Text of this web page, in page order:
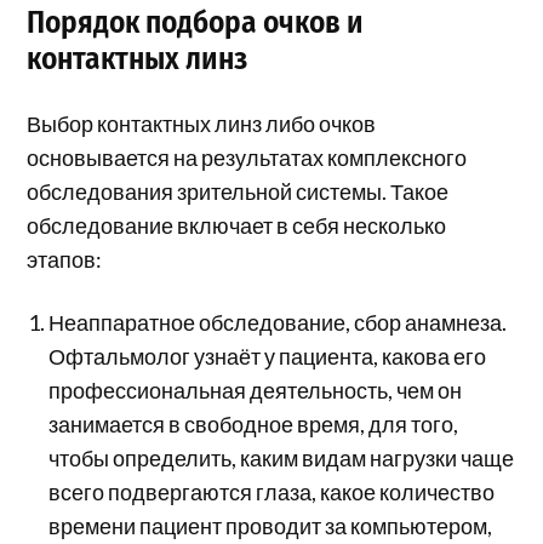
Порядок подбора очков и
контактных линз
Выбор контактных линз либо очков
основывается на результатах комплексного
обследования зрительной системы. Такое
обследование включает в себя несколько
этапов:
Неаппаратное обследование, сбор анамнеза.
Офтальмолог узнаёт у пациента, какова его
профессиональная деятельность, чем он
занимается в свободное время, для того,
чтобы определить, каким видам нагрузки чаще
всего подвергаются глаза, какое количество
времени пациент проводит за компьютером,